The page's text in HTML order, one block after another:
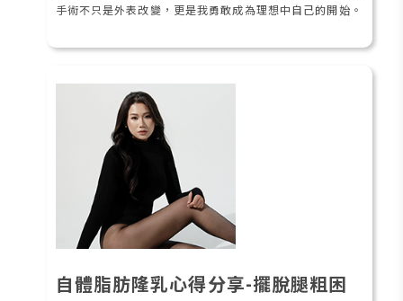
手術不只是外表改變，更是我勇敢成為理想中自己的開始。
自體脂肪隆乳心得分享-擺脫腿粗困